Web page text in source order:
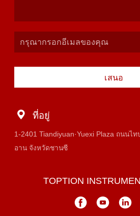
เสนอ
ที่อยู่
1-2401 Tiandiyuan·Yuexi Plaza ถนนไ
อาน จังหวัดชานซี
TOPTION